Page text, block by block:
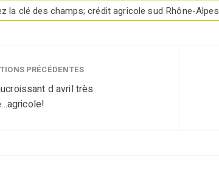
la clé des champs; crédit agricole sud Rhône-Alpes
PRÉCÉDENTES
d avril très